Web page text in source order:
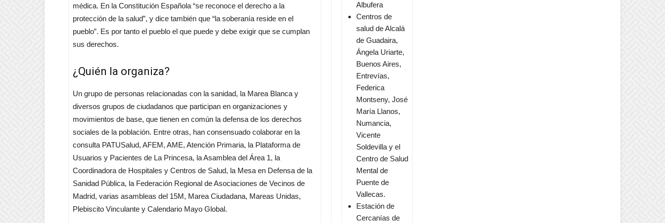
médica. En la Constitución Española “se reconoce el derecho a la
protección de la salud”, y dice también que “la soberanía reside en el
pueblo”. Es por tanto el pueblo el que puede y debe exigir que se cumplan
sus derechos.
¿Quién la organiza?
Un grupo de personas relacionadas con la sanidad, la Marea Blanca y
diversos grupos de ciudadanos que participan en organizaciones y
movimientos de base, que tienen en común la defensa de los derechos
sociales de la población. Entre otras, han consensuado colaborar en la
consulta PATUSalud, AFEM, AME, Atención Primaria, la Plataforma de
Usuarios y Pacientes de La Princesa, la Asamblea del Área 1, la
Coordinadora de Hospitales y Centros de Salud, la Mesa en Defensa de la
Sanidad Pública, la Federación Regional de Asociaciones de Vecinos de
Madrid, varias asambleas del 15M, Marea Ciudadana, Mareas Unidas,
Plebiscito Vinculante y Calendario Mayo Global.
Albufera
Centros de
salud de Alcalá
de Guadaira,
Ángela Uriarte,
Buenos Aires,
Entrevías,
Federica
Montseny, José
María Llanos,
Numancia,
Vicente
Soldevilla y el
Centro de Salud
Mental de
Puente de
Vallecas.
Estación de
Cercanías de